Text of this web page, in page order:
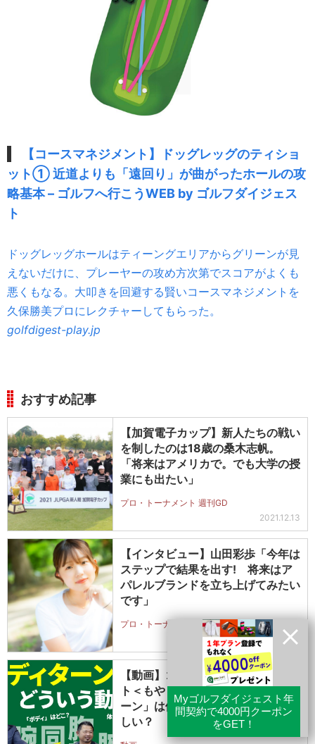
【コースマネジメント】ドッグレッグのティショ
ット① 近道よりも「遠回り」が曲がったホールの攻
略基本 – ゴルフへ行こうWEB by ゴルフダイジェス
ト
ドッグレッグホールはティーングエリアからグリーンが見
えないだけに、プレーヤーの攻め方次第でスコアがよくも
悪くもなる。大叩きを回避する賢いコースマネジメントを
久保勝美プロにレクチャーしてもらった。
golfdigest-play.jp
おすすめ記事
【加賀電子カップ】新人たちの戦い
を制したのは18歳の桑木志帆。
「将来はアメリカで。でも大学の授
業にも出たい」
プロ・トーナメント 週刊GD
2021.12.13
【インタビュー】山田彩歩「今年は
ステップで結果を出す! 将来はア
パレルブランドを立ち上げてみたい
です」
プロ・トーナメント 週刊GD
2024.8.7
【動画】ゴルフ“勝手に”ダイジェス
ト＜もやもやFile.35＞「ボディタ
ーン」は体のどこをどう回すのが正
しい？